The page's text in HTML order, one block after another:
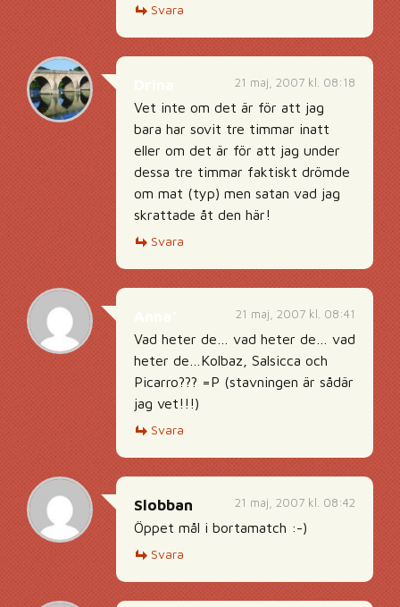
Svara
21 maj, 2007 kl. 08:18
Vet inte om det är för att jag
bara har sovit tre timmar inatt
eller om det är för att jag under
dessa tre timmar faktiskt drömde
om mat (typ) men satan vad jag
skrattade åt den här!
Svara
21 maj, 2007 kl. 08:41
Vad heter de… vad heter de… vad
heter de…Kolbaz, Salsicca och
Picarro??? =P (stavningen är sådär
jag vet!!!)
Svara
21 maj, 2007 kl. 08:42
Slobban
Öppet mål i bortamatch :-)
Svara